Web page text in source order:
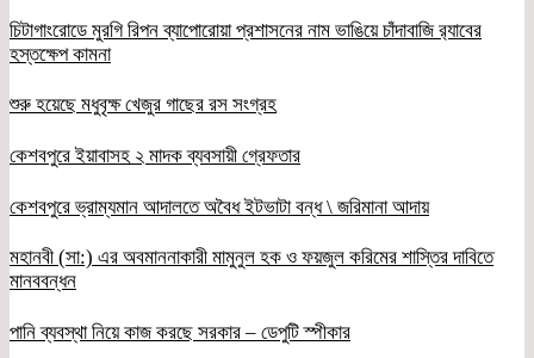
চিটাগাংরোডে মুরগি রিপন ব্যাপোরোয়া প্রশাসনের নাম ভাঙিয়ে চাঁদাবাজি র‌্যাবের
হস্তক্ষেপ কামনা
শুরু হয়েছে মধুবৃক্ষ খেজুর গাছের রস সংগ্রহ
কেশবপুরে ইয়াবাসহ ২ মাদক ব্যবসায়ী গ্রেফতার
কেশবপুরে ভ্রাম্যমান আদালতে অবৈধ ইটভাটা বন্ধ \ জরিমানা আদায়
মহানবী (সা:) এর অবমাননাকারী মামুনুল হক ও ফয়জুল করিমের শাস্তির দাবিতে
মানববন্ধন
পানি ব্যবস্থা নিয়ে কাজ করছে সরকার – ডেপুটি স্পীকার